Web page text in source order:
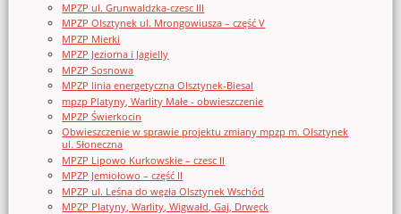
MPZP ul. Grunwaldzka-czesc III
MPZP Olsztynek ul. Mrongowiusza – część V
MPZP Mierki
MPZP Jeziorna i Jagielly
MPZP Sosnowa
MPZP linia energetyczna Olsztynek-Biesal
mpzp Platyny, Warlity Małe - obwieszczenie
MPZP Świerkocin
Obwieszczenie w sprawie projektu zmiany mpzp m. Olsztynek
ul. Słoneczna
MPZP Lipowo Kurkowskie – czesc II
MPZP Jemiołowo – część II
MPZP ul. Leśna do węzła Olsztynek Wschód
MPZP Platyny, Warlity, Wigwałd, Gaj, Drwęck